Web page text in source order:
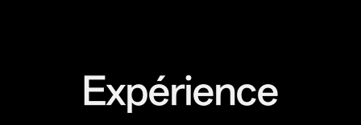
Expérience